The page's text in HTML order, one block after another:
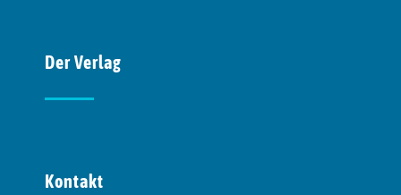
Der Verlag
Kontakt